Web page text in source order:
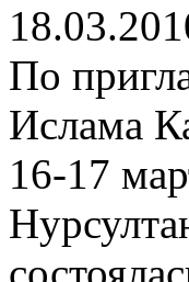
По
Ислама
16-17